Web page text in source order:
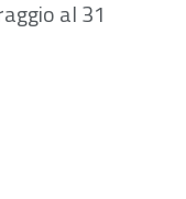
al 31
335.21 kB